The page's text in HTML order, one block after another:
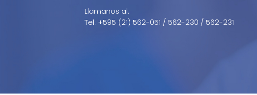
Llamanos al:
Tel: +595 (21) 562-051 / 562-230 / 562-231